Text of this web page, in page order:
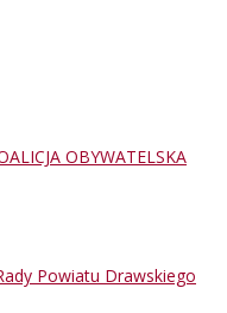
OBYWATELSKA
Powiatu Drawskiego